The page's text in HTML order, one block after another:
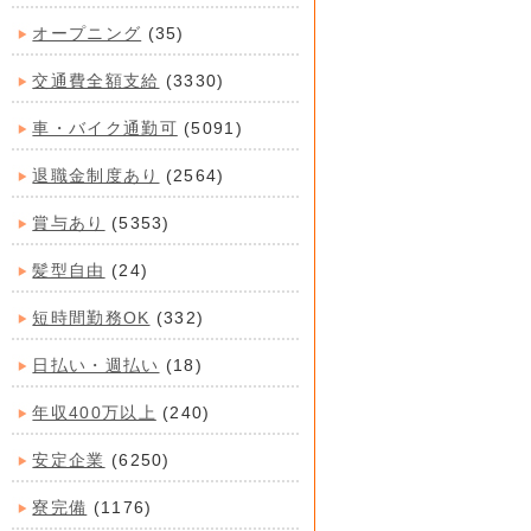
オープニング (35)
交通費全額支給 (3330)
車・バイク通勤可 (5091)
退職金制度あり (2564)
賞与あり (5353)
髪型自由 (24)
短時間勤務OK (332)
日払い・週払い (18)
年収400万以上 (240)
安定企業 (6250)
寮完備 (1176)